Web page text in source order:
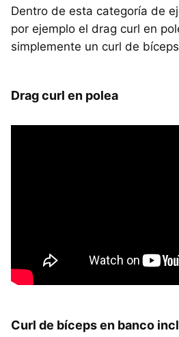
Dentro de esta categoría de
por ejemplo el drag curl en
simplemente un curl de
Drag curl en polea
Curl de bíceps en banco